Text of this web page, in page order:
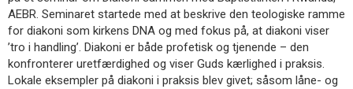
5.0:
Værktøjskassen
6.0:
Mission
7.0:
Om
BaptistKirken
8.0:
Kontakt
AEBR. Seminaret startede med at beskrive den teologiske ramme
for diakoni som kirkens DNA og med fokus på, at diakoni viser
’tro i handling’. Diakoni er både profetisk og tjenende – den
konfronterer uretfærdighed og viser Guds kærlighed i praksis.
Lokale eksempler på diakoni i praksis blev givet; såsom låne- og